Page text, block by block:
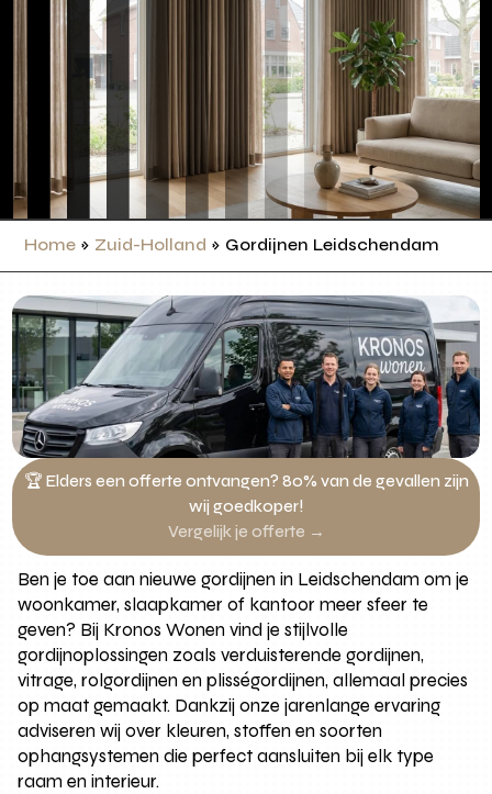
Home » Zuid-Holland » Gordijnen Leidschendam
🏆 Elders een offerte ontvangen? 80% van de gevallen zijn
wij goedkoper!
Vergelijk je offerte →
Ben je toe aan nieuwe gordijnen in Leidschendam om je
woonkamer, slaapkamer of kantoor meer sfeer te
geven? Bij Kronos Wonen vind je stijlvolle
gordijnoplossingen zoals verduisterende gordijnen,
vitrage, rolgordijnen en plisségordijnen, allemaal precies
op maat gemaakt. Dankzij onze jarenlange ervaring
adviseren wij over kleuren, stoffen en soorten
ophangsystemen die perfect aansluiten bij elk type
raam en interieur.